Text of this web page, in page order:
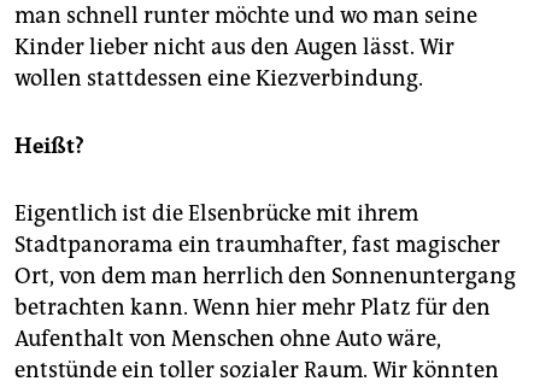
man schnell runter möchte und wo man seine
Kinder lieber nicht aus den Augen lässt. Wir
wollen stattdessen eine Kiezverbindung.
Heißt?
Eigentlich ist die Elsenbrücke mit ihrem
Stadtpanorama ein traumhafter, fast magischer
Ort, von dem man herrlich den Sonnenuntergang
betrachten kann. Wenn hier mehr Platz für den
Aufenthalt von Menschen ohne Auto wäre,
entstünde ein toller sozialer Raum. Wir könnten